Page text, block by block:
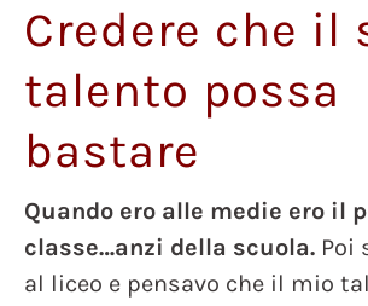
Credere che il
talento possa
bastare
Quando ero alle medie ero il
classe…anzi della scuola. Poi
al liceo e pensavo che il mio